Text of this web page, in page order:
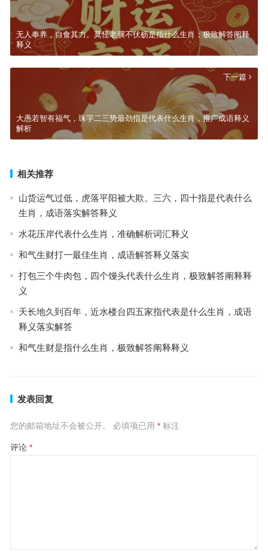
无人奉养，自食其力。莫怪老骥不伏枥是指什么生肖；极致解答阐释
释义
下一篇
大愚若智有福气，珠字二三势最劲指是代表什么生肖，推广成语释义
解析
相关推荐
山货运气过低，虎落平阳被大欺。三六，四十指是代表什么
生肖，成语落实解答释义
水花压岸代表什么生肖，准确解析词汇释义
和气生财打一最佳生肖，成语解答释义落实
打包三个牛肉包，四个馒头代表什么生肖，极致解答阐释释
义
天长地久到百年，近水楼台四五家指代表是什么生肖，成语
释义落实解答
和气生财是指什么生肖，极致解答阐释释义
发表回复
您的邮箱地址不会被公开。 必填项已用 *标注
评论 *